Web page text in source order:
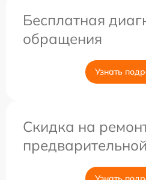
Бесплатная
обращения
Узнать
Скидка на